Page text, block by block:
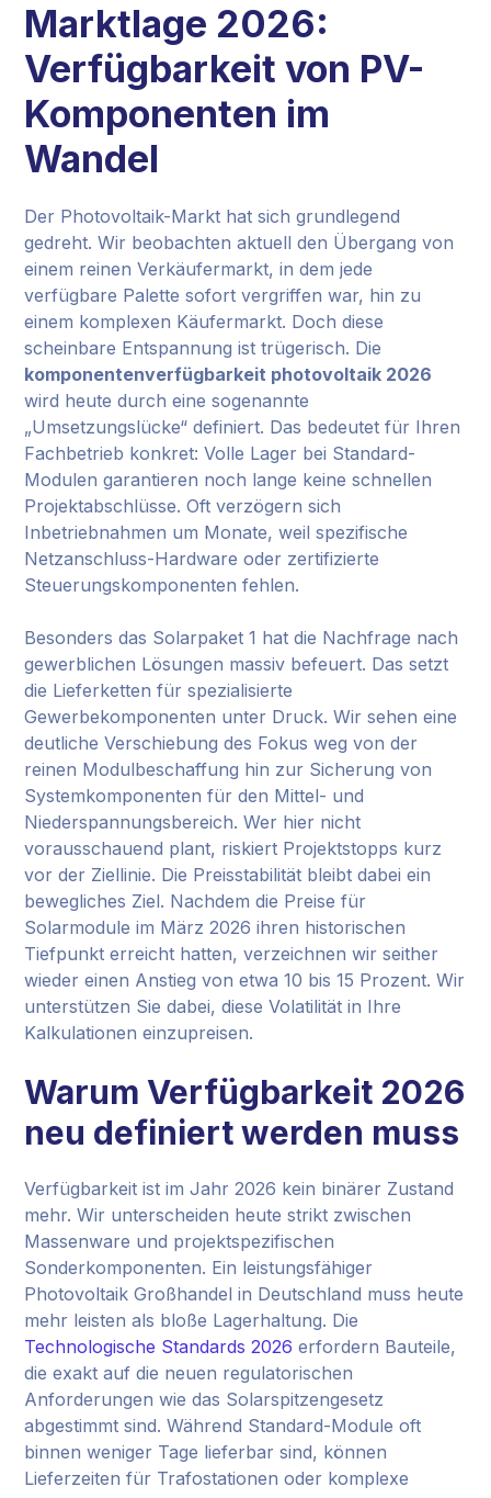
Marktlage 2026:
Verfügbarkeit von PV-
Komponenten im
Wandel
Der Photovoltaik-Markt hat sich grundlegend
gedreht. Wir beobachten aktuell den Übergang von
einem reinen Verkäufermarkt, in dem jede
verfügbare Palette sofort vergriffen war, hin zu
einem komplexen Käufermarkt. Doch diese
scheinbare Entspannung ist trügerisch. Die
komponentenverfügbarkeit photovoltaik 2026
wird heute durch eine sogenannte
„Umsetzungslücke“ definiert. Das bedeutet für Ihren
Fachbetrieb konkret: Volle Lager bei Standard-
Modulen garantieren noch lange keine schnellen
Projektabschlüsse. Oft verzögern sich
Inbetriebnahmen um Monate, weil spezifische
Netzanschluss-Hardware oder zertifizierte
Steuerungskomponenten fehlen.
Besonders das Solarpaket 1 hat die Nachfrage nach
gewerblichen Lösungen massiv befeuert. Das setzt
die Lieferketten für spezialisierte
Gewerbekomponenten unter Druck. Wir sehen eine
deutliche Verschiebung des Fokus weg von der
reinen Modulbeschaffung hin zur Sicherung von
Systemkomponenten für den Mittel- und
Niederspannungsbereich. Wer hier nicht
vorausschauend plant, riskiert Projektstopps kurz
vor der Ziellinie. Die Preisstabilität bleibt dabei ein
bewegliches Ziel. Nachdem die Preise für
Solarmodule im März 2026 ihren historischen
Tiefpunkt erreicht hatten, verzeichnen wir seither
wieder einen Anstieg von etwa 10 bis 15 Prozent. Wir
unterstützen Sie dabei, diese Volatilität in Ihre
Kalkulationen einzupreisen.
Warum Verfügbarkeit 2026
neu definiert werden muss
Verfügbarkeit ist im Jahr 2026 kein binärer Zustand
mehr. Wir unterscheiden heute strikt zwischen
Massenware und projektspezifischen
Sonderkomponenten. Ein leistungsfähiger
Photovoltaik Großhandel in Deutschland muss heute
mehr leisten als bloße Lagerhaltung. Die
Technologische Standards 2026 erfordern Bauteile,
die exakt auf die neuen regulatorischen
Anforderungen wie das Solarspitzengesetz
abgestimmt sind. Während Standard-Module oft
binnen weniger Tage lieferbar sind, können
Lieferzeiten für Trafostationen oder komplexe